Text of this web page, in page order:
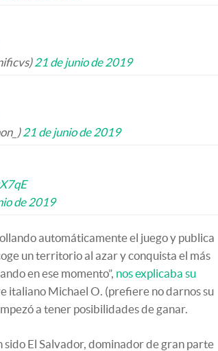
21 de junio de 2019
21 de junio de 2019
de 2019
automáticamente el juego y publica
un territorio al azar y conquista el más
en ese momento”, nos explicaba su
italiano Michael O. (prefiere no darnos su
a tener posibilidades de ganar.
sido El Salvador, dominador de gran parte